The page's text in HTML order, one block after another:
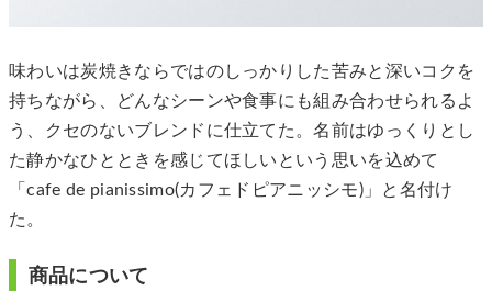
味わいは炭焼きならではのしっかりした苦みと深いコクを
持ちながら、どんなシーンや食事にも組み合わせられるよ
う、クセのないブレンドに仕立てた。名前はゆっくりとし
た静かなひとときを感じてほしいという思いを込めて
「cafe de pianissimo(カフェドピアニッシモ)」と名付け
た。
商品について